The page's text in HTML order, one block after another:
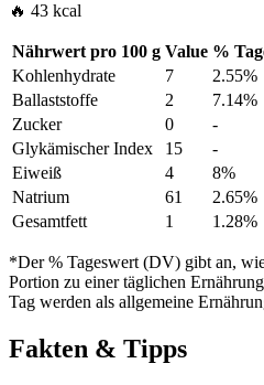
🔥 43 kcal
Nährwert pro 100 g Value %
Kohlenhydrate
7
2.55%
Ballaststoffe
2
7.14%
Zucker
0
-
Glykämischer Index
15
-
Eiweiß
4
8%
Natrium
61
2.65%
Gesamtfett
1 1.28%
*Der % Tageswert (DV) gibt an,
Portion zu einer täglichen
Tag werden als allgemeine
Fakten & Tipps